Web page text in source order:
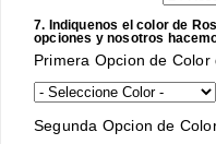
7. Indiquenos el color de
opciones y nosotros
Primera Opcion de Color
Segunda Opcion de